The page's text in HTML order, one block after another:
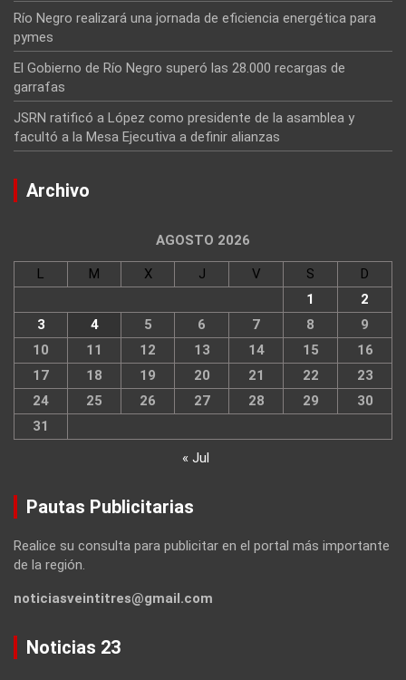
Río Negro realizará una jornada de eficiencia energética para
pymes
El Gobierno de Río Negro superó las 28.000 recargas de
garrafas
JSRN ratificó a López como presidente de la asamblea y
facultó a la Mesa Ejecutiva a definir alianzas
Archivo
AGOSTO 2026
L M X J V S
D
1
2
3
4 5 6 7 8
9
10
11 12 13 14 15
16
17
18 19 20 21 22
23
24
25 26 27 28 29
30
31
« Jul
Pautas Publicitarias
Realice su consulta para publicitar en el portal más importante
de la región.
noticiasveintitres@gmail.com
Noticias 23